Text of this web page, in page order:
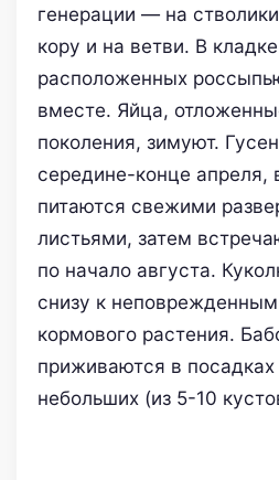
генерации — на
кору и на ветви. В
расположенных
вместе. Яйца,
поколения, зимуют.
середине-конце апреля,
питаются свежими
листьями, затем
по начало августа.
снизу к
кормового растения.
приживаются в
небольших (из 5-10